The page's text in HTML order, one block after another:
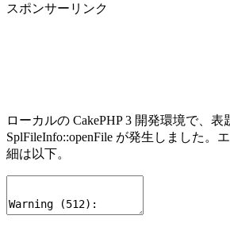
スポンサーリンク
ローカルの CakePHP 3 開発環境で、表
SplFileInfo::openFile が発生しました。
細は以下。